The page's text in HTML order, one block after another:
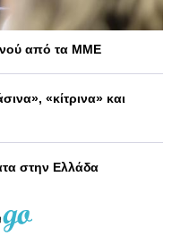
από τα ΜΜΕ
«κίτρινα» και
στην Ελλάδα